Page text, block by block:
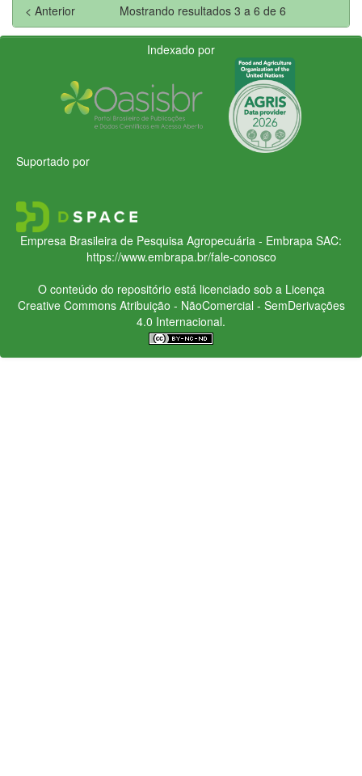
Mostrando resultados 3 a 6 de 6
< Anterior
Indexado por
Suportado por
Empresa Brasileira de Pesquisa Agropecuária - Embrapa SAC:
https://www.embrapa.br/fale-conosco
O conteúdo do repositório está licenciado sob a Licença
Creative CommonsAtribuição - NãoComercial - SemDerivações
4.0 Internacional.